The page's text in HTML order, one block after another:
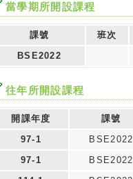
當學期所開設課程
課號 班次
BSE2022
往年所開設課程
開課年度 課號
97-1
BSE2022
97-1
BSE2022